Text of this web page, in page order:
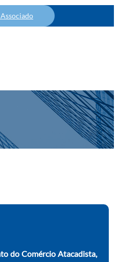
do Comércio Atacadista,